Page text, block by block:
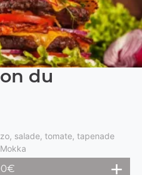
du
salade, tomate, tapenade
€